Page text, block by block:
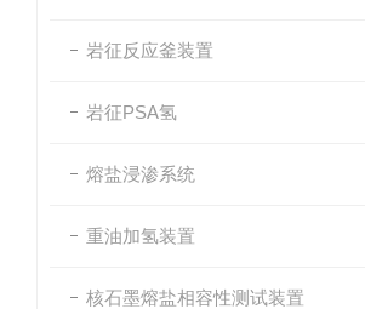
岩征反应釜装置
岩征PSA氢
熔盐浸渗系统
重油加氢装置
核石墨熔盐相容性测试装置